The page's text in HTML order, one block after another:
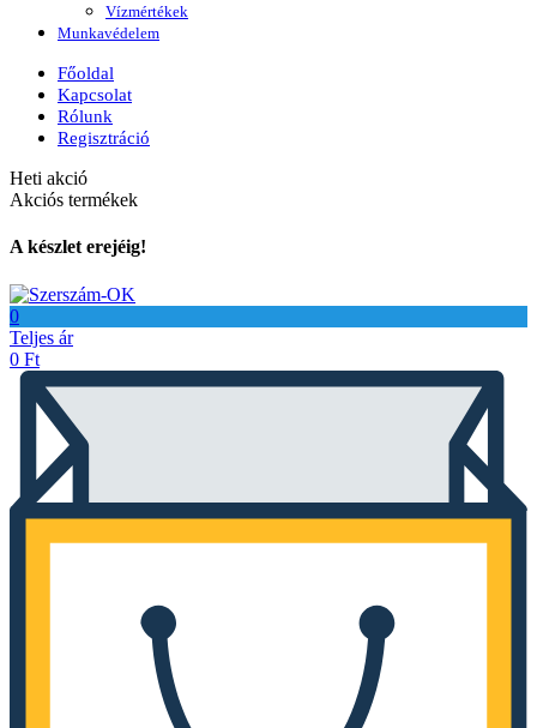
Vízmértékek
Munkavédelem
Főoldal
Kapcsolat
Rólunk
Regisztráció
Heti akció
Akciós termékek
A készlet erejéig!
0
Teljes ár
0 Ft